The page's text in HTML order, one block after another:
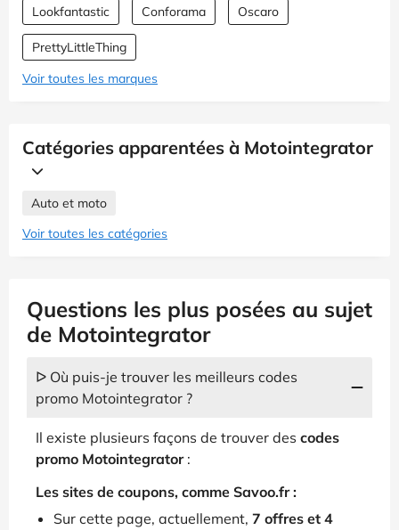
Lookfantastic Conforama Oscaro
PrettyLittleThing
Voir toutes les marques
Catégories apparentées à Motointegrator
Auto et moto
Voir toutes les catégories
Questions les plus posées au sujet
de Motointegrator
ᐅ Où puis-je trouver les meilleurs codes
promo Motointegrator ?
Il existe plusieurs façons de trouver des codes
promo Motointegrator:
Les sites de coupons, comme Savoo.fr :
Sur cette page, actuellement, 7 offres et 4